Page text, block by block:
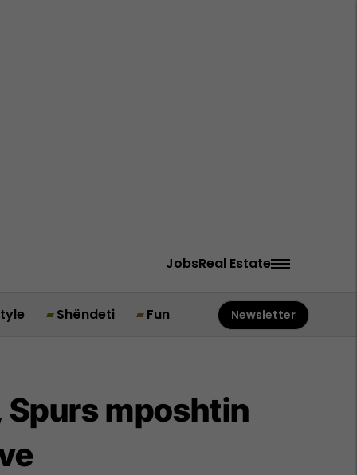
JobsReal Estate
Shëndeti Fun Newsletter
Spurs mposhtin